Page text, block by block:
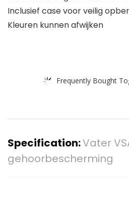
Inclusief case voor veilig
Kleuren kunnen afwijken
Frequently Bought
Specification:Vater
gehoorbescherming